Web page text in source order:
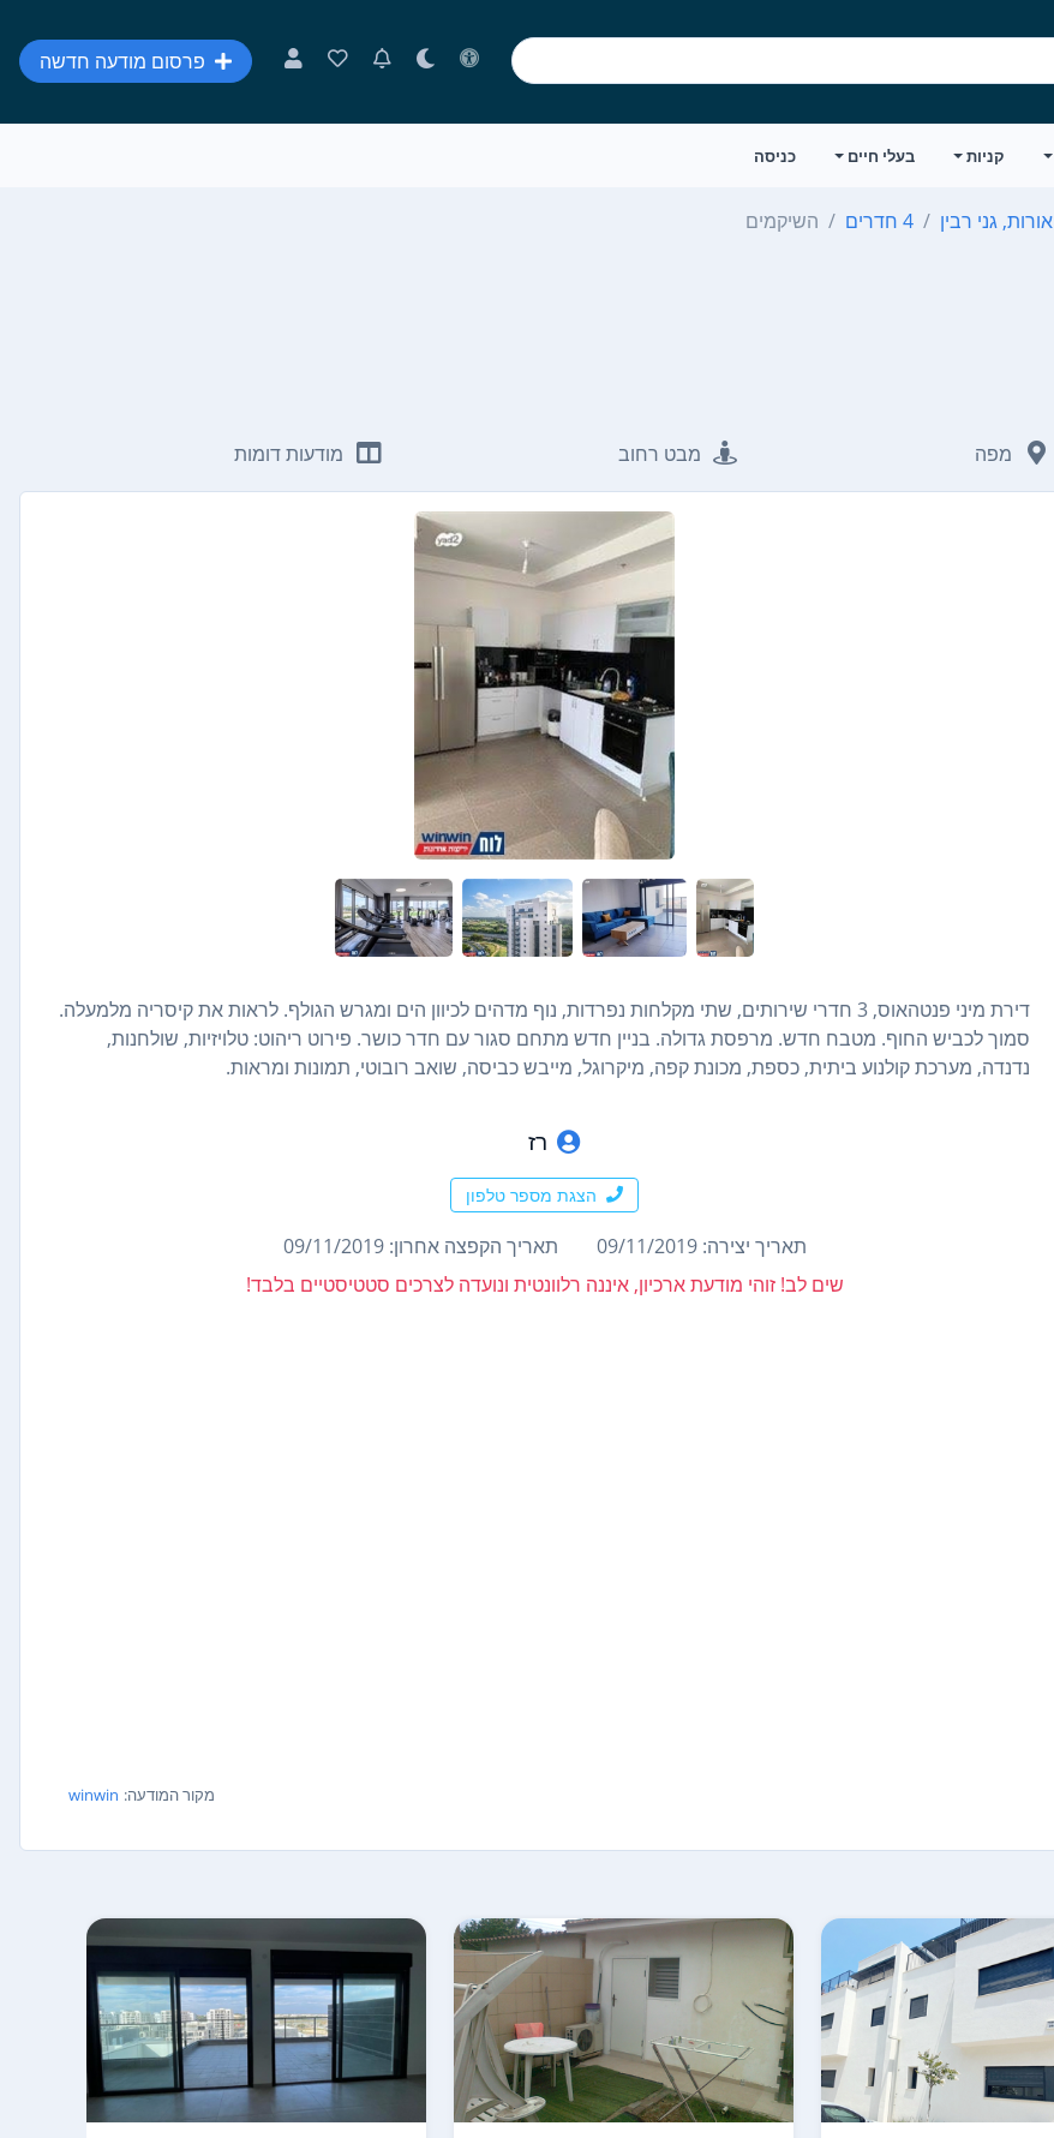
פרסום מודעה חדשה
קניות בעלי חיים כניסה
אורות, גני רבין 4 חדרים השיקמים
מפה מבט רחוב מודעות דומות
דירת מיני פנטהאוס, 3 חדרי שירותים, שתי מקלחות נפרדות, נוף מדהים לכיוון הים ומגרש הגולף. לראות את קיסריה מלמעלה.
סמוך לכביש החוף. מטבח חדש. מרפסת גדולה. בניין חדש מתחם סגור עם חדר כושר. פירוט ריהוט: טלויזיות, שולחנות,
נדנדה, מערכת קולנוע ביתית, כספת, מכונת קפה, מיקרוגל, מייבש כביסה, שואב רובוטי, תמונות ומראות.
רז
הצגת מספר טלפון
תאריך יצירה: 09/11/2019
תאריך הקפצה אחרון: 09/11/2019
שים לב! זוהי מודעת ארכיון, איננה רלוונטית ונועדה לצרכים סטטיסטיים בלבד!
מקור המודעה: winwin